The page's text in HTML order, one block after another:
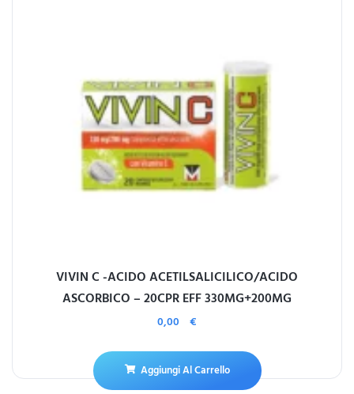
VIVIN C -ACIDO ACETILSALICILICO/ACIDO
ASCORBICO – 20CPR EFF 330MG+200MG
0,00 €
Aggiungi Al Carrello